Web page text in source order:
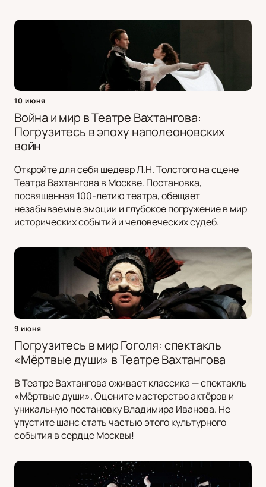
10 июня
Война и мир в Театре Вахтангова:
Погрузитесь в эпоху наполеоновских
войн
Откройте для себя шедевр Л.Н. Толстого на сцене
Театра Вахтангова в Москве. Постановка,
посвященная 100-летию театра, обещает
незабываемые эмоции и глубокое погружение в мир
исторических событий и человеческих судеб.
9 июня
Погрузитесь в мир Гоголя: спектакль
«Мёртвые души» в Театре Вахтангова
В Театре Вахтангова оживает классика — спектакль
«Мёртвые души». Оцените мастерство актёров и
уникальную постановку Владимира Иванова. Не
упустите шанс стать частью этого культурного
события в сердце Москвы!